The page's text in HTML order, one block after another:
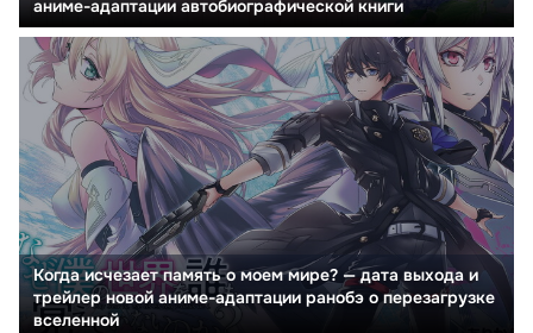
аниме-адаптации автобиографической книги
Когда исчезает память о моем мире? — дата выхода и
трейлер новой аниме-адаптации ранобэ о перезагрузке
вселенной